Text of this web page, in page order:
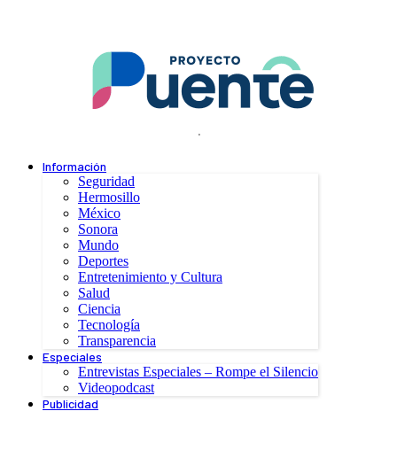
.
Información
Seguridad
Hermosillo
México
Sonora
Mundo
Deportes
Entretenimiento y Cultura
Salud
Ciencia
Tecnología
Transparencia
Especiales
Entrevistas Especiales – Rompe el Silencio
Videopodcast
Publicidad